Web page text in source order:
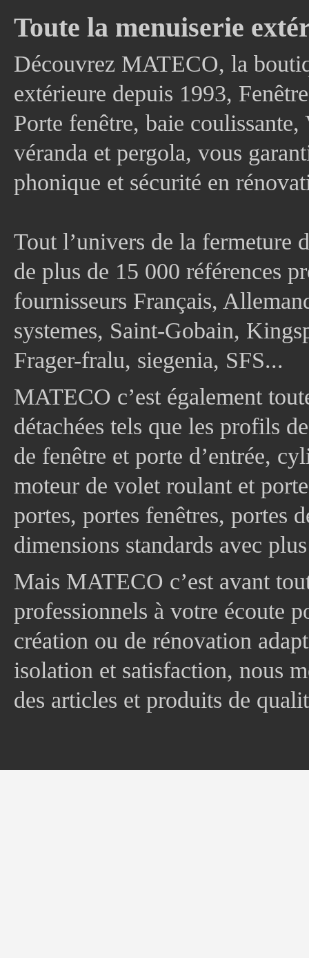
Toute la menuiserie
Découvrez MATECO, la
extérieure depuis 1993,
Porte fenêtre, baie
véranda et pergola, vous
phonique et sécurité en
Tout l’univers de la fermeture
de plus de 15 000 références
fournisseurs Français,
systemes, Saint-Gobain,
Frager-fralu, siegenia, SFS...
MATECO c’est également
détachées tels que les profils
de fenêtre et porte d’entrée,
moteur de volet roulant et
portes, portes fenêtres, portes
dimensions standards avec
Mais MATECO c’est avant
professionnels à votre écoute
création ou de rénovation
isolation et satisfaction, nous
des articles et produits de